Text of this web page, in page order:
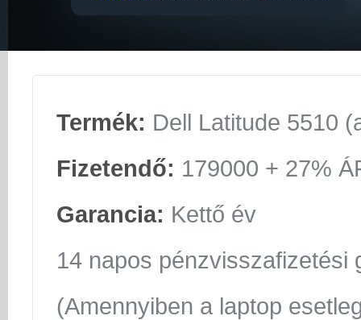
Termék: Dell Latitude 5510
Fizetendő: 179000 + 27%
Garancia: Kettő év
14 napos pénzvisszafizetési
(Amennyiben a laptop